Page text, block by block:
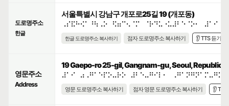
도로명주소
한글
서울특별시 강남구 개포로25길 19 (개포동)
⠠⠎⠯⠓⠪⠁⠘⠳⠠⠕⠀⠫⠶⠉⠢⠈⠍⠀⠈⠗⠙⠥⠐⠥⠼⠃⠑⠈⠕⠂⠀⠼⠁⠊
한글 도로명주소 복사하기 점자 도로명주소 복사하기 👂 TTS 듣기
영문주소
Address
19 Gaepo-ro 25-gil, Gangnam-gu, Seoul, Republic
영문 도로명주소 복사하기 점자 영문 도로명주소 복사하기 👂 TTS